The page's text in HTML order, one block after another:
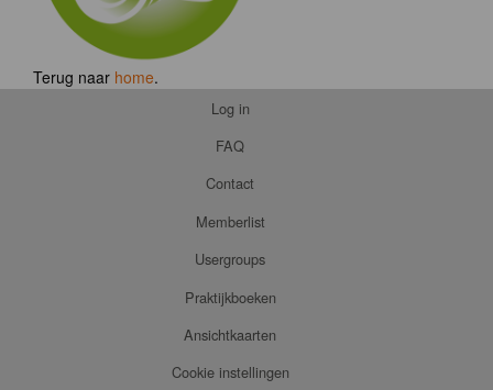
Terug naar home.
Log in
FAQ
Contact
Memberlist
Usergroups
Praktijkboeken
Ansichtkaarten
Cookie instellingen